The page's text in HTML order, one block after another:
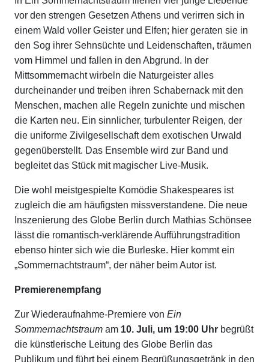
vor den strengen Gesetzen Athens und verirren sich in
einem Wald voller Geister und Elfen; hier geraten sie in
den Sog ihrer Sehnsüchte und Leidenschaften, träumen
vom Himmel und fallen in den Abgrund. In der
Mittsommernacht wirbeln die Naturgeister alles
durcheinander und treiben ihren Schabernack mit den
Menschen, machen alle Regeln zunichte und mischen
die Karten neu. Ein sinnlicher, turbulenter Reigen, der
die uniforme Zivilgesellschaft dem exotischen Urwald
gegenüberstellt. Das Ensemble wird zur Band und
begleitet das Stück mit magischer Live-Musik.
Die wohl meistgespielte Komödie Shakespeares ist
zugleich die am häufigsten missverstandene. Die neue
Inszenierung des Globe Berlin durch Mathias Schönsee
lässt die romantisch-verklärende Aufführungstradition
ebenso hinter sich wie die Burleske. Hier kommt ein
„Sommernachtstraum“, der näher beim Autor ist.
Premierenempfang
Zur Wiederaufnahme-Premiere von Ein
Sommernachtstraum am 10. Juli, um 19:00 Uhr begrüßt
die künstlerische Leitung des Globe Berlin das
Publikum und führt bei einem Begrüßungsgetränk in den